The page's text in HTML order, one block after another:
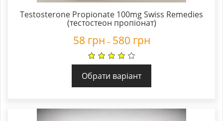
Testosterone Propionate 100mg Swiss Remedies
(тестостеон пропіонат)
58 грн – 580 грн
Обрати варіант